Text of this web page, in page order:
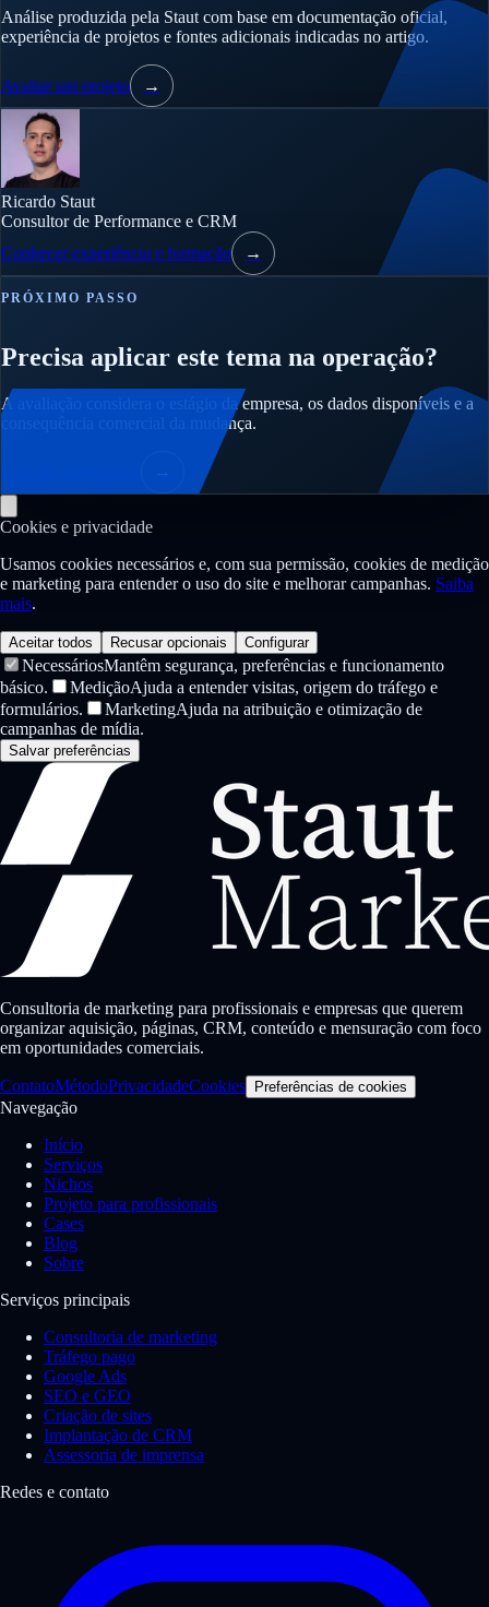
Análise produzida pela Staut com base em documentação oficial,
experiência de projetos e fontes adicionais indicadas no artigo.
Avaliar um projeto →
Ricardo Staut
Consultor de Performance e CRM
Conhecer experiência e formação
→
PRÓXIMO PASSO
Precisa aplicar este tema na operação?
A avaliação considera o estágio da empresa, os dados disponíveis e a
consequência comercial da mudança.
Cookies e privacidade
Usamos cookies necessários e, com sua permissão, cookies de medição
e marketing para entender o uso do site e melhorar campanhas. Saiba
mais.
Aceitar todos Recusar opcionais Configurar
NecessáriosMantêm segurança, preferências e funcionamento
básico.
MediçãoAjuda a entender visitas, origem do tráfego e
formulários.
MarketingAjuda na atribuição e otimização de
campanhas de mídia.
Salvar preferências
Consultoria de marketing para profissionais e empresas que querem
organizar aquisição, páginas, CRM, conteúdo e mensuração com foco
em oportunidades comerciais.
ContatoMétodoPrivacidadeCookies Preferências de cookies
Navegação
Início
Serviços
Nichos
Projeto para profissionais
Cases
Blog
Sobre
Serviços principais
Consultoria de marketing
Tráfego pago
Google Ads
SEO e GEO
Criação de sites
Implantação de CRM
Assessoria de imprensa
Redes e contato